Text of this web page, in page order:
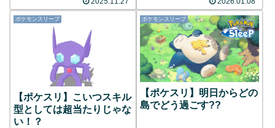
ポケモンスリープ
【ポケスリ】こいつスキル
型としては超当たりじゃな
い！？
ポケモンスリープ
【ポケスリ】明日からどの
島でどう過ごす??